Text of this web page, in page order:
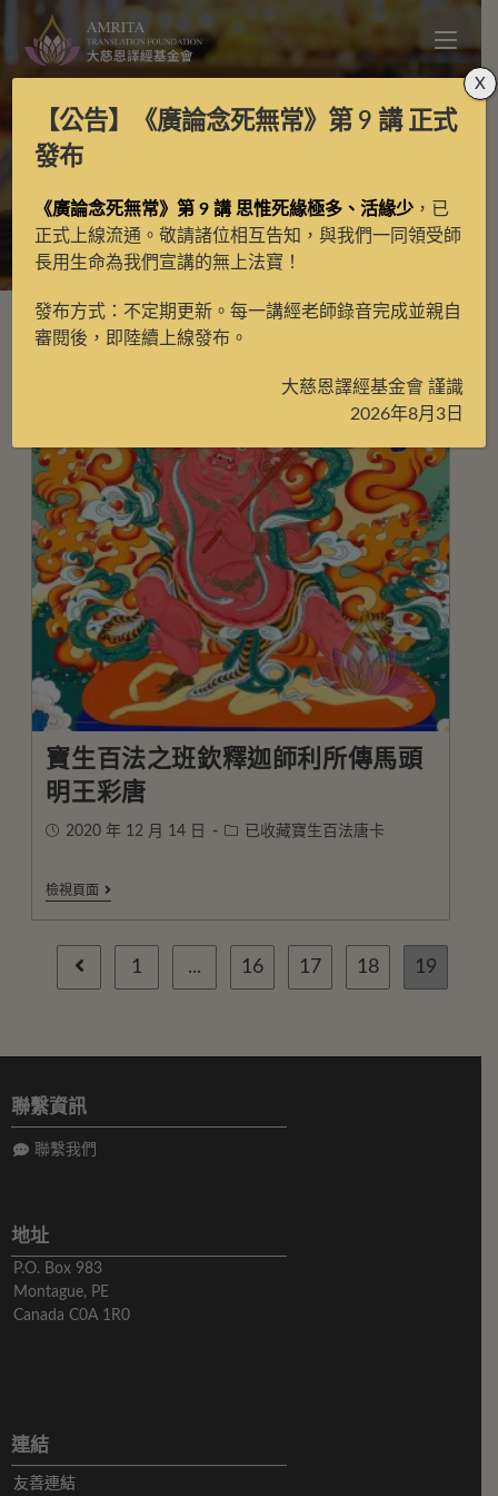
> 天鼓版 > 第19頁
寶生百法之班欽釋迦師利所傳馬頭
明王彩唐
2020 年 12 月 14 日 已收藏寶生百法唐卡
檢視頁面
1 ... 16 17 18 19
聯繫資訊
聯繫我們
地址
P.O. Box 983
Montague, PE
Canada C0A 1R0
連結
友善連結
【公告】 《廣論念死無常》第 9 講正式
發布
《廣論念死無常》第 9 講 思惟死緣極多、活緣少 ，已
正式上線流通。敬請諸位相互告知，與我們一同領受師
長用生命為我們宣講的無上法寶！
發布方式：不定期更新。每一講經老師錄音完成並親自
審閱後，即陸續上線發布。
大慈恩譯經基金會 謹識
2026年8月3日
X